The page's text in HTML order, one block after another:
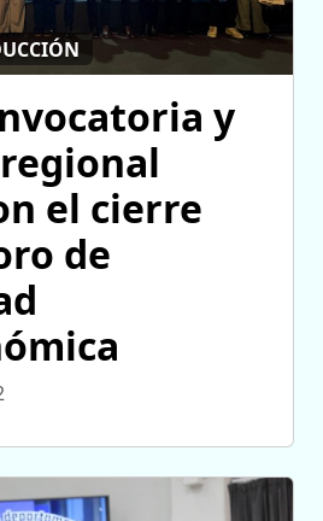
y
el cierre
de